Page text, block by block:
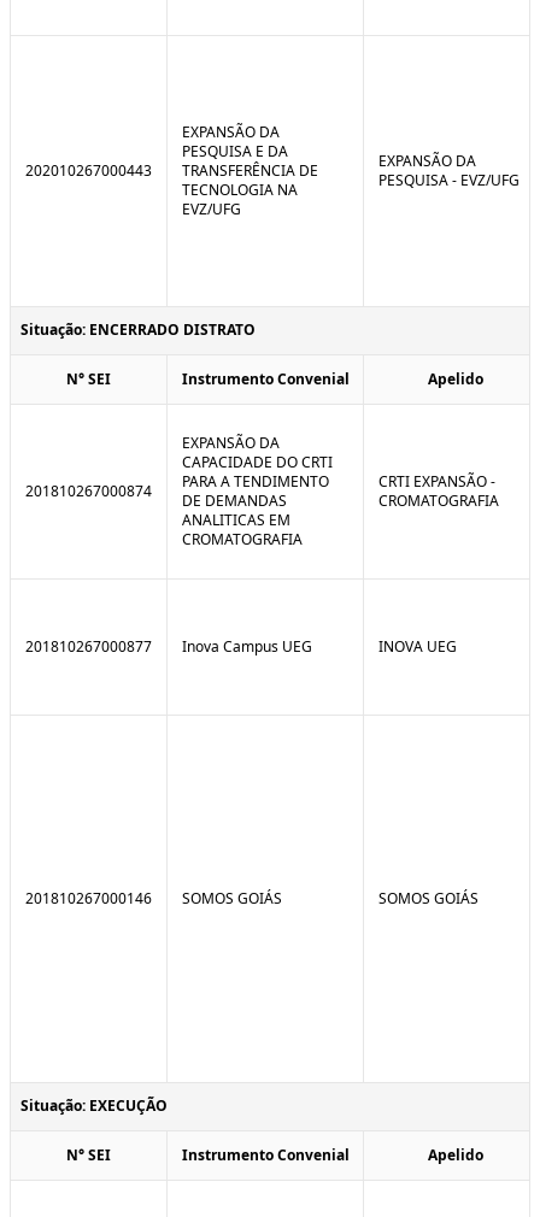
202010267000443
EXPANSÃO DA
PESQUISA E DA
TRANSFERÊNCIA DE
TECNOLOGIA NA
EVZ/UFG
EXPANSÃO DA
PESQUISA - EVZ/UFG
Situação: ENCERRADO DISTRATO
N° SEI Instrumento Convenial Apelido
201810267000874
EXPANSÃO DA
CAPACIDADE DO CRTI
PARA A TENDIMENTO
DE DEMANDAS
ANALITICAS EM
CROMATOGRAFIA
CRTI EXPANSÃO -
CROMATOGRAFIA
201810267000877 Inova Campus UEG INOVA UEG
201810267000146 SOMOS GOIÁS SOMOS GOIÁS
Situação: EXECUÇÃO
N° SEI Instrumento Convenial Apelido